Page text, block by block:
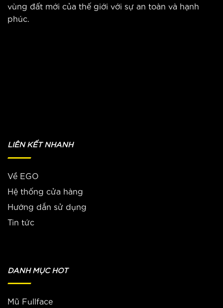
vùng đất mới của thế giới với sự an toàn và hạnh
phúc.
LIÊN KẾT NHANH
Về EGO
Hệ thống cửa hàng
Hướng dẫn sử dụng
Tin tức
DANH MỤC HOT
Mũ Fullface